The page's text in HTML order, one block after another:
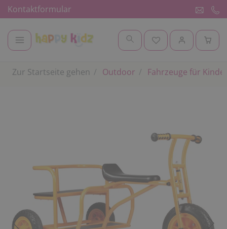
Kontaktformular
Zur Startseite gehen Outdoor Fahrzeuge für